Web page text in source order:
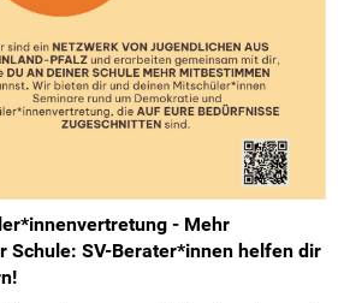
- Mehr
Schule: SV-Berater*innen helfen dir